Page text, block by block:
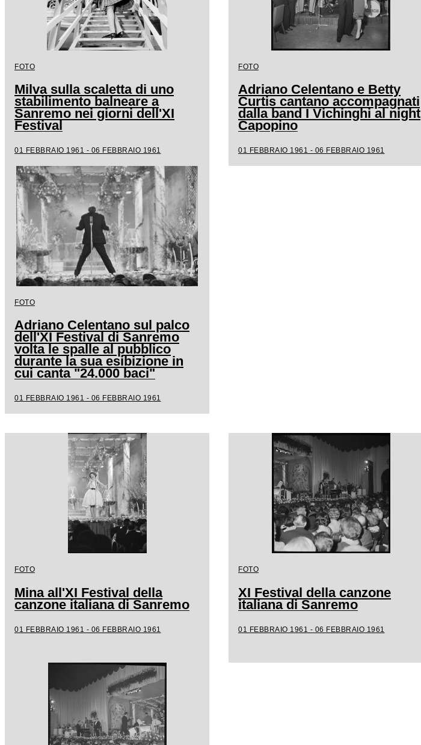
FOTO
Milva sulla scaletta di uno
stabilimento balneare a
Sanremo nei giorni dell'XI
Festival
01 FEBBRAIO 1961 - 06 FEBBRAIO 1961
FOTO
Adriano Celentano e Betty
Curtis cantano accompagnati
dalla band I Vichinghi al night
Capopino
01 FEBBRAIO 1961 - 06 FEBBRAIO 1961
FOTO
Adriano Celentano sul palco
dell'XI Festival di Sanremo
volta le spalle al pubblico
durante la sua esibizione in
cui canta "24.000 baci"
01 FEBBRAIO 1961 - 06 FEBBRAIO 1961
FOTO
Mina all'XI Festival della
canzone italiana di Sanremo
01 FEBBRAIO 1961 - 06 FEBBRAIO 1961
FOTO
XI Festival della canzone
italiana di Sanremo
01 FEBBRAIO 1961 - 06 FEBBRAIO 1961